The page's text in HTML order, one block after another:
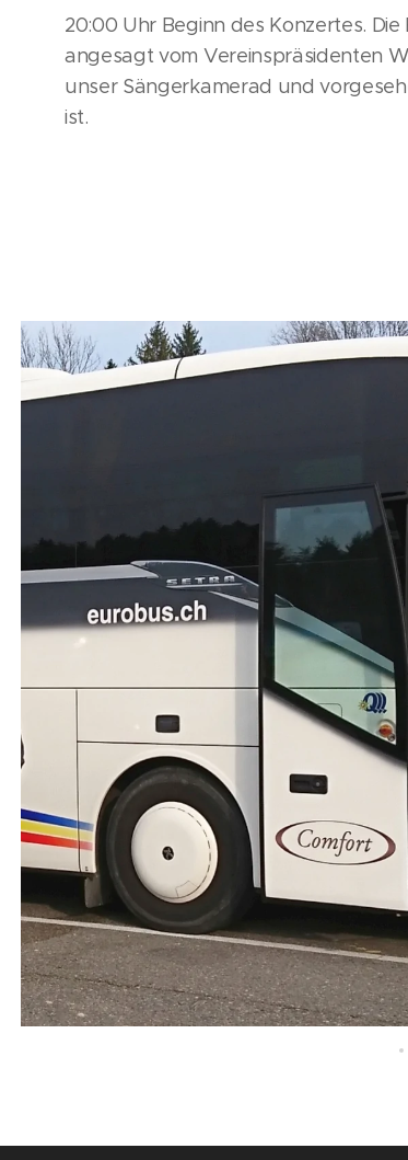
20:00 Uhr Beginn des Konzertes.
angesagt vom Vereinspräsidenten
unser Sängerkamerad und
ist.